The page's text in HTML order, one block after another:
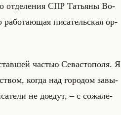
от­де­ле­ния СПР Та­тья­ны Во­
пи­са­тельская ор­
ча­стью Се­ва­сто­по­ля. Я
когда над го­ро­дом за­вы­
не до­едут, – с со­жа­ле­